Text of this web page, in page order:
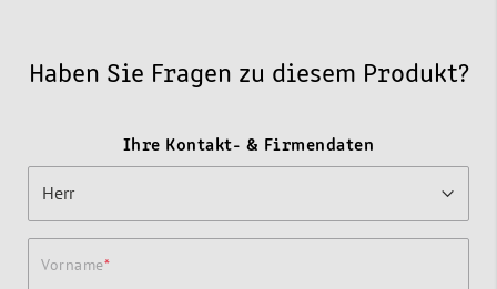
Haben Sie Fragen zu diesem Produkt?
Ihre Kontakt- & Firmendaten
Vorname